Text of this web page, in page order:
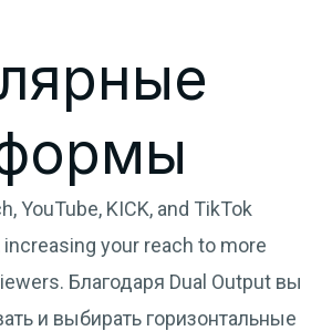
YouTube, KICK, and TikTok
your reach to more
Благодаря Dual Output вы
и выбирать горизонтальные